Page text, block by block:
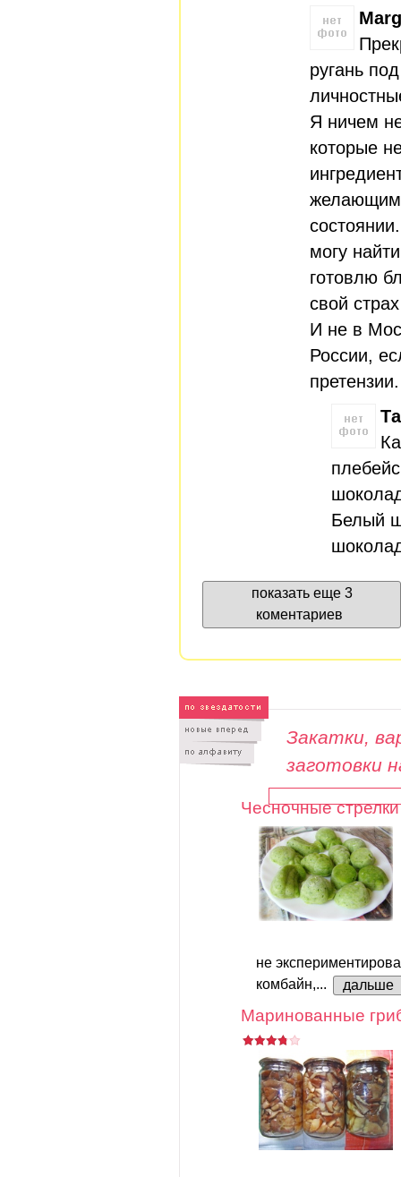
ругань
Я ничем
которые
желающим
могу
готовлю
свой
И не в
России,
претензии.
Белый
показать еще 3
коментариев
Закатки,
заготовки
Чесночные
не
комбайн,...
дальше
Маринованные